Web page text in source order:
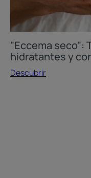
"Eccema seco":
hidratantes y
Descubrir